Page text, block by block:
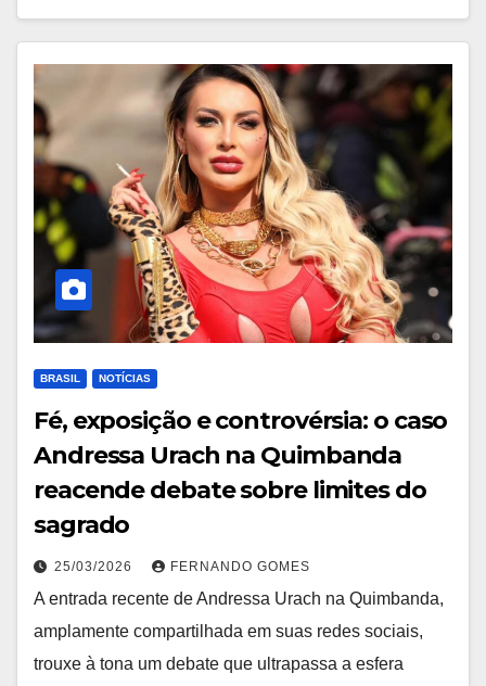
BRASIL NOTÍCIAS
Fé, exposição e controvérsia: o caso
Andressa Urach na Quimbanda
reacende debate sobre limites do
sagrado
25/03/2026 FERNANDO GOMES
A entrada recente de Andressa Urach na Quimbanda,
amplamente compartilhada em suas redes sociais,
trouxe à tona um debate que ultrapassa a esfera